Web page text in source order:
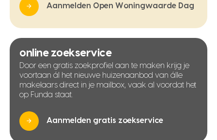
Aanmelden Open Woningwaarde Dag
online zoekservice
Door een gratis zoekprofiel aan te maken krijg je
voortaan ál het nieuwe huizenaanbod van álle
makelaars direct in je mailbox, vaak al voordat het
op Funda staat.
Aanmelden gratis zoekservice